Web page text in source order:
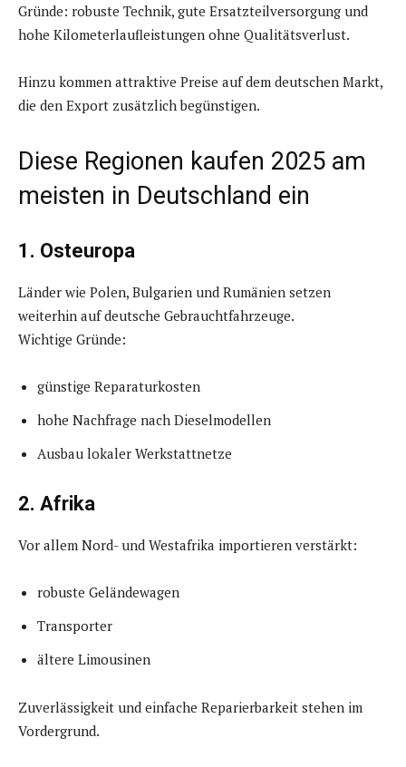
Gründe: robuste Technik, gute Ersatzteilversorgung und
hohe Kilometerlaufleistungen ohne Qualitätsverlust.
Hinzu kommen attraktive Preise auf dem deutschen Markt,
die den Export zusätzlich begünstigen.
Diese Regionen kaufen 2025 am
meisten in Deutschland ein
1. Osteuropa
Länder wie Polen, Bulgarien und Rumänien setzen
weiterhin auf deutsche Gebrauchtfahrzeuge.
Wichtige Gründe:
günstige Reparaturkosten
hohe Nachfrage nach Dieselmodellen
Ausbau lokaler Werkstattnetze
2. Afrika
Vor allem Nord- und Westafrika importieren verstärkt:
robuste Geländewagen
Transporter
ältere Limousinen
Zuverlässigkeit und einfache Reparierbarkeit stehen im
Vordergrund.